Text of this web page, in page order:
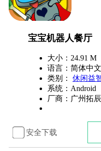
宝宝机器人餐厅
大小：24.91 M
语言：简体中文
类别： 休闲益
系统：Android
厂商： 广州拓
安全下载